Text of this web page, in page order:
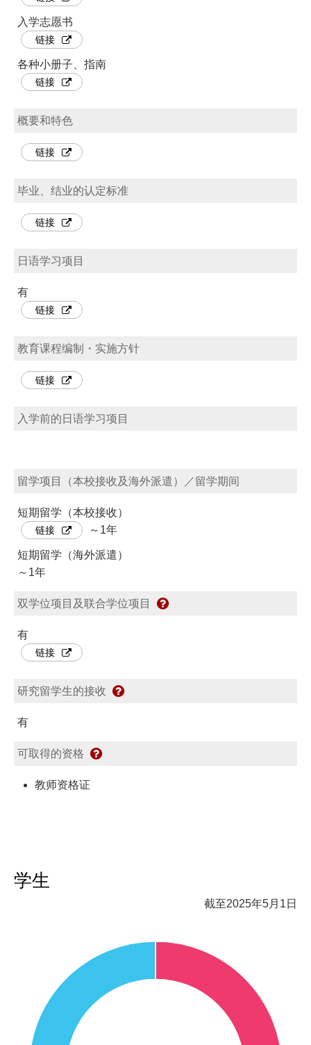
入学志愿书
链接
各种小册子、指南
链接
概要和特色
链接
毕业、结业的认定标准
链接
日语学习项目
有
链接
教育课程编制・实施方针
链接
入学前的日语学习项目
留学项目（本校接收及海外派遣）／留学期间
短期留学（本校接收）
链接 ～1年
短期留学（海外派遣）
～1年
双学位项目及联合学位项目
有
链接
研究留学生的接收
有
可取得的资格
教师资格证
学生
截至2025年5月1日